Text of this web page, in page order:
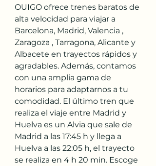
OUIGO ofrece trenes baratos de
alta velocidad para viajar a
Barcelona, Madrid, Valencia ,
Zaragoza , Tarragona, Alicante y
Albacete en trayectos rápidos y
agradables. Además, contamos
con una amplia gama de
horarios para adaptarnos a tu
comodidad. El último tren que
realiza el viaje entre Madrid y
Huelva es un Alvia que sale de
Madrid a las 17:45 h y llega a
Huelva a las 22:05 h, el trayecto
se realiza en 4 h 20 min. Escoge